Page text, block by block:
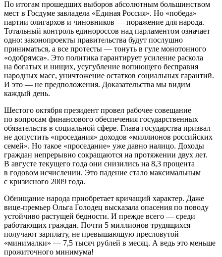
По итогам прошедших выборов абсолютным большинством
мест в Госдуме завладела «Единая Россия». Но «победа»
партии олигархов и чиновников — поражение для народа.
Тотальный контроль единороссов над парламентом означает
одно: законопроекты правительства будут послушно
приниматься, а все протесты — тонуть в гуле монотонного
«одобрямса». Это политика гарантирует усиление раскола
на богатых и нищих, усугубление вопиющего бесправия
народных масс, уничтожение остатков социальных гарантий.
И это — не предположения. Доказательства мы видим
каждый день.
Шестого октября президент провел рабочее совещание
по вопросам финансового обеспечения государственных
обязательств в социальной сфере. Глава государства призвал
не допустить «проседания» доходов «миллионов российских
семей». Но такое «проседание» уже давно налицо. Доходы
граждан непрерывно сокращаются на протяжении двух лет.
В августе текущего года они снизились на 8,3 процента
в годовом исчислении. Это падение стало максимальным
с кризисного 2009 года.
Обнищание народа приобретает кричащий характер. Даже
вице-премьер Ольга Голодец высказала опасения по поводу
устойчиво растущей бедности. И прежде всего — среди
работающих граждан. Почти 5 миллионов трудящихся
получают зарплату, не превышающую пресловутой
«минималки» — 7,5 тысяч рублей в месяц. А ведь это меньше
прожиточного минимума!